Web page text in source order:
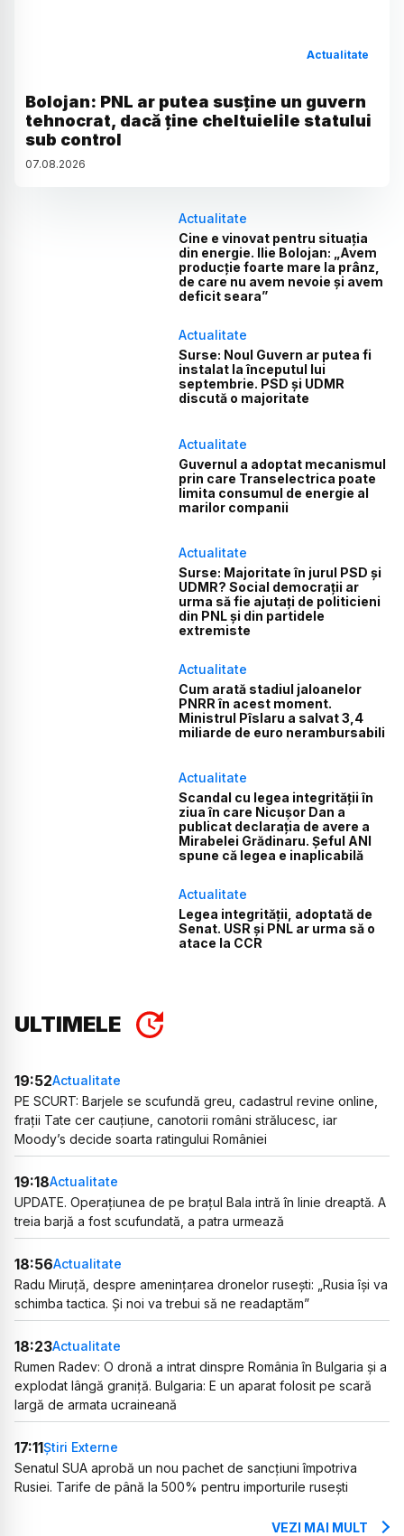
Actualitate
Bolojan: PNL ar putea susține un guvern
tehnocrat, dacă ține cheltuielile statului
sub control
07.08.2026
Actualitate
Cine e vinovat pentru situația
din energie. Ilie Bolojan: „Avem
producție foarte mare la prânz,
de care nu avem nevoie și avem
deficit seara”
Actualitate
Surse: Noul Guvern ar putea fi
instalat la începutul lui
septembrie. PSD și UDMR
discută o majoritate
Actualitate
Guvernul a adoptat mecanismul
prin care Transelectrica poate
limita consumul de energie al
marilor companii
Actualitate
Surse: Majoritate în jurul PSD și
UDMR? Social democrații ar
urma să fie ajutați de politicieni
din PNL și din partidele
extremiste
Actualitate
Cum arată stadiul jaloanelor
PNRR în acest moment.
Ministrul Pîslaru a salvat 3,4
miliarde de euro nerambursabili
Actualitate
Scandal cu legea integrității în
ziua în care Nicușor Dan a
publicat declarația de avere a
Mirabelei Grădinaru. Șeful ANI
spune că legea e inaplicabilă
Actualitate
Legea integrității, adoptată de
Senat. USR și PNL ar urma să o
atace la CCR
ULTIMELE
19:52Actualitate
PE SCURT: Barjele se scufundă greu, cadastrul revine online,
frații Tate cer cauțiune, canotorii români strălucesc, iar
Moody’s decide soarta ratingului României
19:18Actualitate
UPDATE. Operațiunea de pe brațul Bala intră în linie dreaptă. A
treia barjă a fost scufundată, a patra urmează
18:56Actualitate
Radu Miruță, despre amenințarea dronelor rusești: „Rusia își va
schimba tactica. Și noi va trebui să ne readaptăm”
18:23Actualitate
Rumen Radev: O dronă a intrat dinspre România în Bulgaria și a
explodat lângă graniță. Bulgaria: E un aparat folosit pe scară
largă de armata ucraineană
17:11Știri Externe
Senatul SUA aprobă un nou pachet de sancțiuni împotriva
Rusiei. Tarife de până la 500% pentru importurile rusești
VEZI MAI MULT